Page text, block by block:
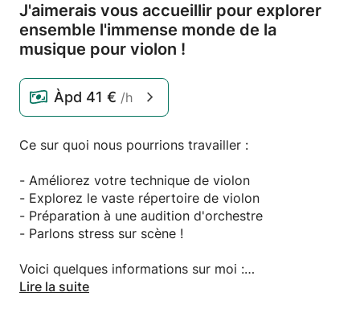
J'aimerais vous accueillir pour explorer
ensemble l'immense monde de la
musique pour violon !
Àpd 41 € /h
Ce sur quoi nous pourrions travailler :
- Améliorez votre technique de violon
- Explorez le vaste répertoire de violon
- Préparation à une audition d'orchestre
- Parlons stress sur scène !
Voici quelques informations sur moi :
Lire la suite